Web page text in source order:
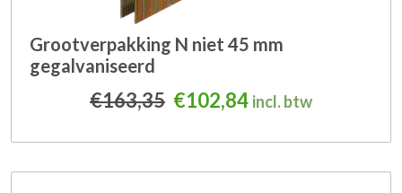
Grootverpakking N niet 45 mm
gegalvaniseerd
€163,35 Oorspronkelijke prijs
€102,84Huidige prijs is:
incl. btw